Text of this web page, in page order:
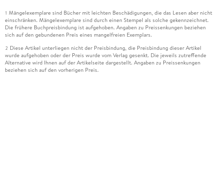
1 Mängelexemplare sind Bücher mit leichten Beschädigungen, die das Lesen aber nicht
einschränken. Mängelexemplare sind durch einen Stempel als solche gekennzeichnet.
Die frühere Buchpreisbindung ist aufgehoben. Angaben zu Preissenkungen beziehen
sich auf den gebundenen Preis eines mangelfreien Exemplars.
2 Diese Artikel unterliegen nicht der Preisbindung, die Preisbindung dieser Artikel
wurde aufgehoben oder der Preis wurde vom Verlag gesenkt. Die jeweils zutreffende
Alternative wird Ihnen auf der Artikelseite dargestellt. Angaben zu Preissenkungen
beziehen sich auf den vorherigen Preis.